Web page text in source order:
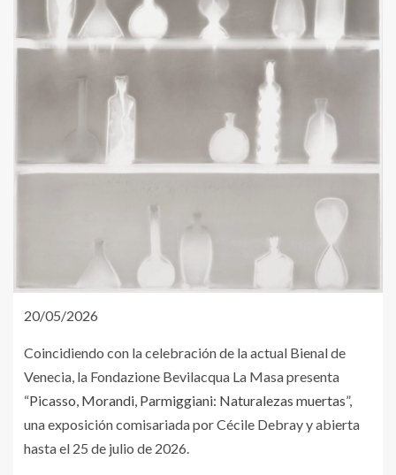
20/05/2026
Coincidiendo con la celebración de la actual Bienal de
Venecia, la Fondazione Bevilacqua La Masa presenta
“Picasso, Morandi, Parmiggiani: Naturalezas muertas”,
una exposición comisariada por Cécile Debray y abierta
hasta el 25 de julio de 2026.